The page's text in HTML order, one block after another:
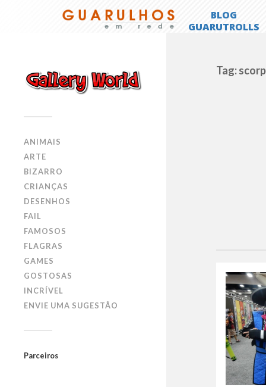
ANIMAIS
ARTE
BIZARRO
CRIANÇAS
DESENHOS
FAIL
FAMOSOS
FLAGRAS
GAMES
GOSTOSAS
INCRÍVEL
ENVIE UMA SUGESTÃO
Parceiros
Tag: